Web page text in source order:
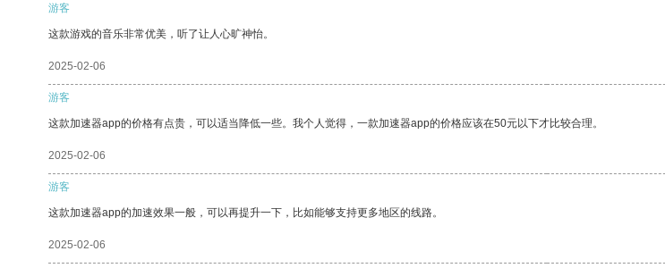
游客
这款游戏的音乐非常优美，听了让人心旷神怡。
2025-02-06
游客
这款加速器app的价格有点贵，可以适当降低一些。我个人觉得，一款加速器app的价格应该在50元以下才比较合理。
2025-02-06
游客
这款加速器app的加速效果一般，可以再提升一下，比如能够支持更多地区的线路。
2025-02-06